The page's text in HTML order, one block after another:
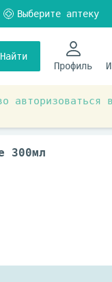
Найти
Профиль
авторизоваться
ухода
300мл